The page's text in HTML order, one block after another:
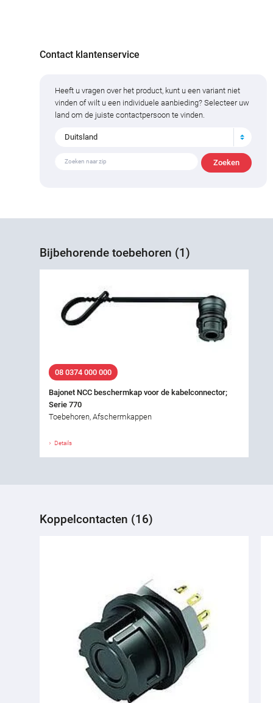
Contact klantenservice
Heeft u vragen over het product, kunt u een variant niet
vinden of wilt u een individuele aanbieding? Selecteer uw
land om de juiste contactpersoon te vinden.
Duitsland
Bijbehorende toebehoren (1)
08 0374 000 000
Bajonet NCC beschermkap voor de kabelconnector;
Serie 770
Toebehoren, Afschermkappen
Details
Koppelcontacten (16)